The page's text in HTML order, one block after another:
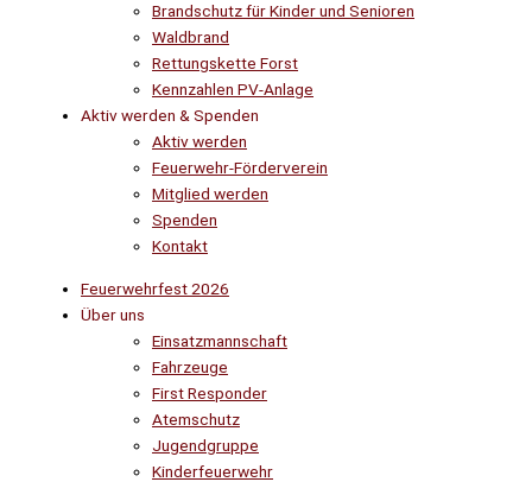
Brandschutz für Kinder und Senioren
Waldbrand
Rettungskette Forst
Kennzahlen PV-Anlage
Aktiv werden & Spenden
Aktiv werden
Feuerwehr-Förderverein
Mitglied werden
Spenden
Kontakt
Feuerwehrfest 2026
Über uns
Einsatzmannschaft
Fahrzeuge
First Responder
Atemschutz
Jugendgruppe
Kinderfeuerwehr